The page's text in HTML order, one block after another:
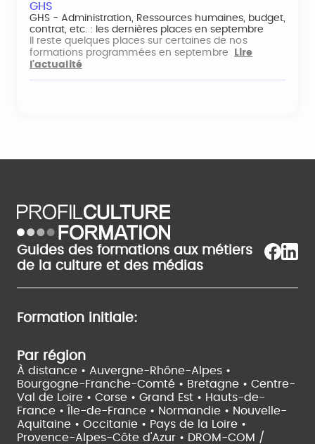
GHS
GHS - Administration, Ressources humaines, budget,
contrat, etc. : les dernières places en septembre
Il reste quelques places sur certaines de nos
formations programmées en septembre
Lire
l'actualité
Guides des formations aux métiers
de la culture et des médias
Formation initiale:
Par région
À distance • Auvergne-Rhône-Alpes •
Bourgogne-Franche-Comté • Bretagne • Centre-
Val de Loire • Corse • Grand Est • Hauts-de-
France •
Île-de-France • Normandie • Nouvelle-
Aquitaine • Occitanie • Pays de la Loire •
Provence-Alpes-Côte d'Azur • DROM-COM /